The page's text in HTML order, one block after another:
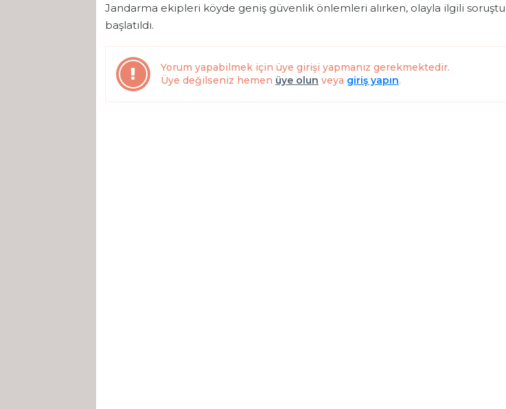
Jandarma ekipleri köyde geniş güvenlik önlemleri alırken, olayla ilgili
başlatıldı.
Yorum yapabilmek için üye girişi yapmanız gerekmektedir.
Üye değilseniz hemen üye olun veya giriş yapın.